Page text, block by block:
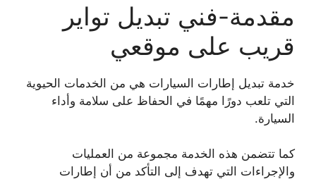
مقدمة-فني تبديل تواير
قريب على موقعي
خدمة تبديل إطارات السيارات هي من الخدمات الحيوية
التي تلعب دورًا مهمًا في الحفاظ على سلامة وأداء
السيارة.
كما تتضمن هذه الخدمة مجموعة من العمليات
والإجراءات التي تهدف إلى التأكد من أن إطارات